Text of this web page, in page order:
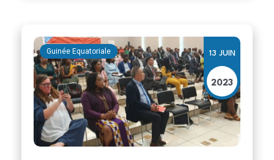
13 JUIN
2023
Guinée Equatoriale